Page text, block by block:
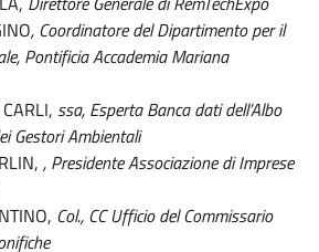
, Coordinatore del Dipartimento per il
Pontificia Accademia Mariana
ssa, Esperta Banca dati dell’Albo
Gestori Ambientali
, Presidente Associazione di Imprese
Col., CC Ufficio del Commissario